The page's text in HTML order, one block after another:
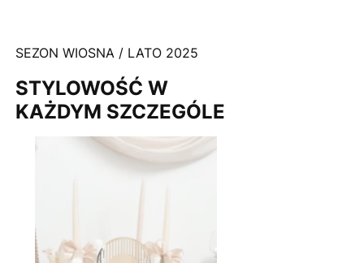
SEZON WIOSNA / LATO 2025
STYLOWOŚĆ W
KAŻDYM SZCZEGÓLE